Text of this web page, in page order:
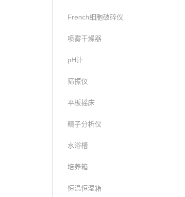
French细胞破碎仪
喷雾干燥器
pH计
筛振仪
平板摇床
精子分析仪
水浴槽
培养箱
恒温恒湿箱